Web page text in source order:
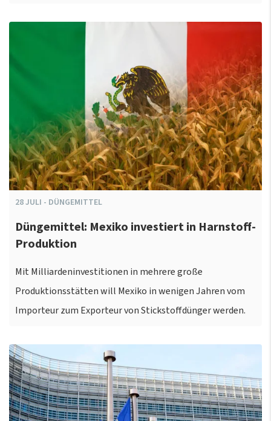
28JULI - DÜNGEMITTEL
Düngemittel: Mexiko investiert in Harnstoff-
Produktion
Mit Milliardeninvestitionen in mehrere große
Produktionsstätten will Mexiko in wenigen Jahren vom
Importeur zum Exporteur von Stickstoffdünger werden.